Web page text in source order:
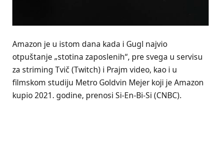
Amazon je u istom dana kada i Gugl najvio
otpuštanje „stotina zaposlenih“, pre svega u servisu
za striming Tvič (Twitch) i Prajm video, kao i u
filmskom studiju Metro Goldvin Mejer koji je Amazon
kupio 2021. godine, prenosi Si-En-Bi-Si (CNBC).